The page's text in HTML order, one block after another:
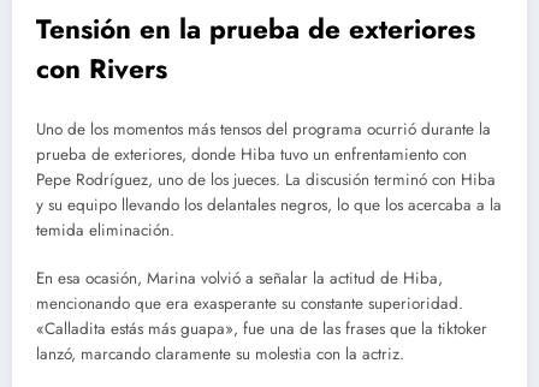
Tensión en la prueba de exteriores
con Rivers
Uno de los momentos más tensos del programa ocurrió durante la
prueba de exteriores, donde Hiba tuvo un enfrentamiento con
Pepe Rodríguez, uno de los jueces. La discusión terminó con Hiba
y su equipo llevando los delantales negros, lo que los acercaba a la
temida eliminación.
En esa ocasión, Marina volvió a señalar la actitud de Hiba,
mencionando que era exasperante su constante superioridad.
«Calladita estás más guapa», fue una de las frases que la tiktoker
lanzó, marcando claramente su molestia con la actriz.